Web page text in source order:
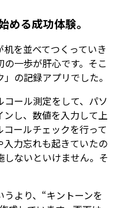
める成功体験。
を並べてつくっていき
一歩が肝心です。そこ
」の記録アプリでした。
ール測定をして、パソ
し、数値を入力して上
ールチェックを行って
力忘れも起きていたの
ないといけません。そ
より、“キントーンを